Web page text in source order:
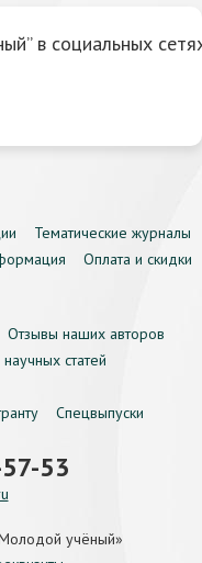
в социальных
Тематические журналы
Оплата и скидки
Отзывы наших авторов
статей
Спецвыпуски
53
учёный»